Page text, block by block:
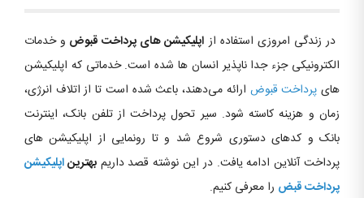
در زندگی امروزی استفاده از اپلیکیشن های پرداخت قبوض و خدمات
الکترونیکی جزء جدا ناپذیر انسان ها شده است. خدماتی که اپلیکیشن
های پرداخت قبوض ارائه می‌دهند، باعث شده است تا از اتلاف انرژی،
زمان و هزینه کاسته شود. سیر تحول پرداخت از تلفن بانک، اینترنت
بانک و کدهای دستوری شروع شد و تا رونمایی از اپلیکیشن های
پرداخت آنلاین ادامه یافت. در این نوشته قصد داریمبهتریناپلیکیشن
پرداخت قبض را معرفی کنیم.